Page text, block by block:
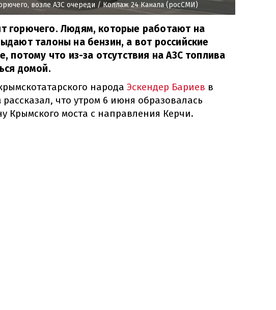
возле АЗС очереди / Коллаж 24 Канала (росСМИ)
горючего. Людям, которые работают на
талоны на бензин, а вот российские
потому что из-за отсутствия на АЗС топлива
домой.
народа Эскендер Бариев в
рассказал, что утром 6 июня образовалась
Крымского моста с направления Керчи.